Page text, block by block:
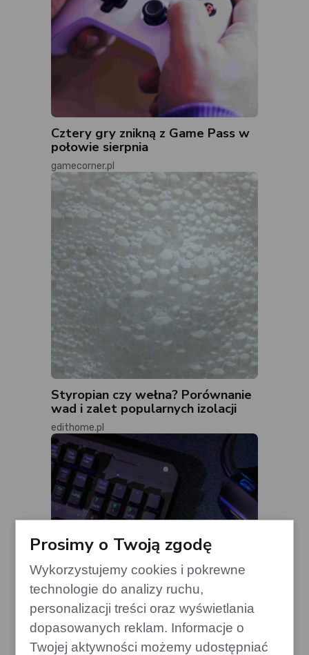
Cztery gry znikną z Game Pass w
połowie sierpnia
gamecorner.pl
Styropian czy wełna? Porównanie
wad i zalet popularnych izolacji
edithome.pl
Prosimy o Twoją zgodę
Wykorzystujemy cookies i pokrewne
technologie do analizy ruchu,
personalizacji treści oraz wyświetlania
dopasowanych reklam. Informacje o
Twojej aktywności możemy udostępniać